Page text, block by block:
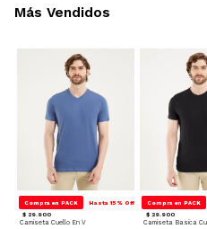
Compra en PACK Hasta 15% Off
$ 29.900
Camiseta Cuello En V
Compra en PACK
$ 29.900
Más Vendidos